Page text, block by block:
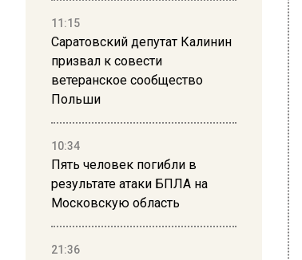
11:15
Саратовский депутат Калинин
призвал к совести
ветеранское сообщество
Польши
10:34
Пять человек погибли в
результате атаки БПЛА на
Московскую область
21:36